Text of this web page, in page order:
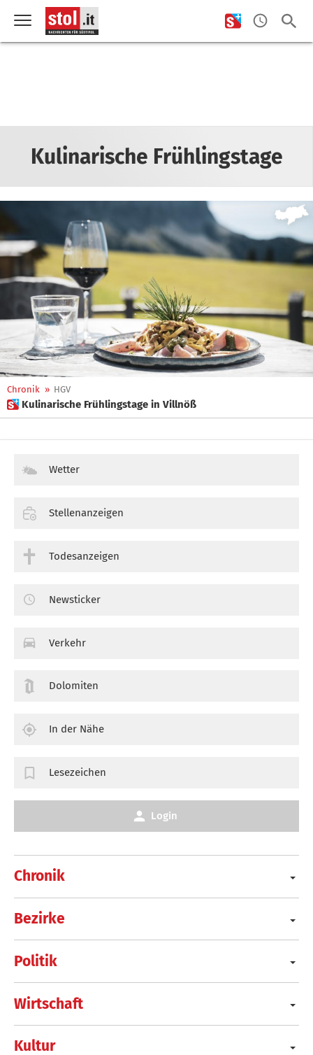
Kulinarische Frühlingstage
Chronik » HGV
 Kulinarische Frühlingstage in Villnöß
Chronik
Bezirke
Politik
Wirtschaft
Kultur
Wetter
Stellenanzeigen
Todesanzeigen
Newsticker
Verkehr
Dolomiten
In der Nähe
Lesezeichen
Login